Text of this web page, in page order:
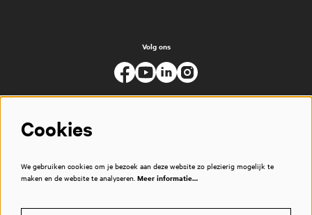
Volg ons
Cookies
We gebruiken cookies om je bezoek aan deze website zo plezierig mogelijk te
maken en de website te analyseren. Meer informatie…